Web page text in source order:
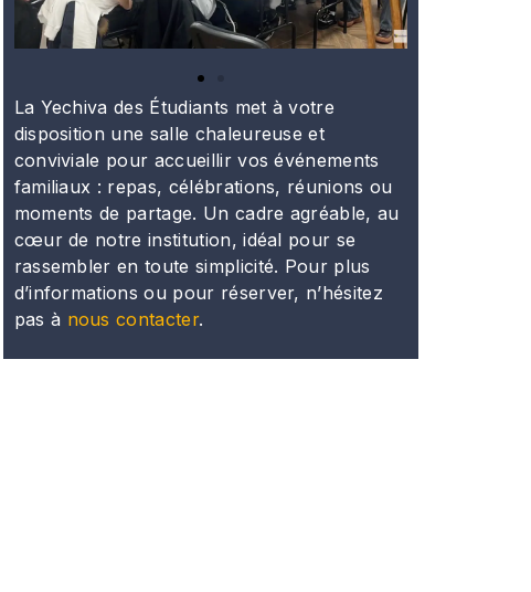
La Yechiva des Étudiants met à votre
disposition une salle chaleureuse et
conviviale pour accueillir vos événements
familiaux : repas, célébrations, réunions ou
moments de partage. Un cadre agréable, au
cœur de notre institution, idéal pour se
rassembler en toute simplicité. Pour plus
d’informations ou pour réserver, n’hésitez
pas à nous contacter.